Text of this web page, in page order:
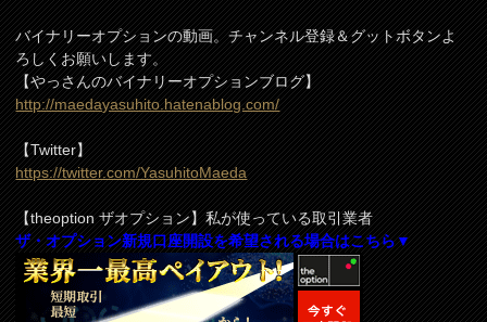
バイナリーオプションの動画。チャンネル登録＆グットボタンよ
ろしくお願いします。
【やっさんのバイナリーオプションブログ】
http://maedayasuhito.hatenablog.com/
【Twitter】
https://twitter.com/YasuhitoMaeda
【theoption ザオプション】私が使っている取引業者
ザ・オプション新規口座開設を希望される場合はこちら▼